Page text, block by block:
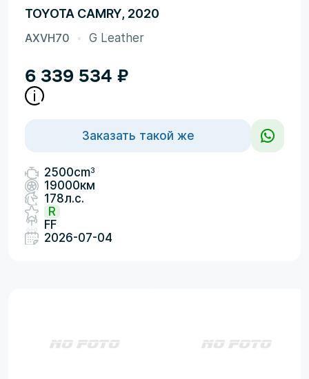
TOYOTA CAMRY, 2020
AXVH70 G Leather
6 339 534 ₽
Заказать такой же
2500cm3
19000км
178л.с.
R
FF
2026-07-04